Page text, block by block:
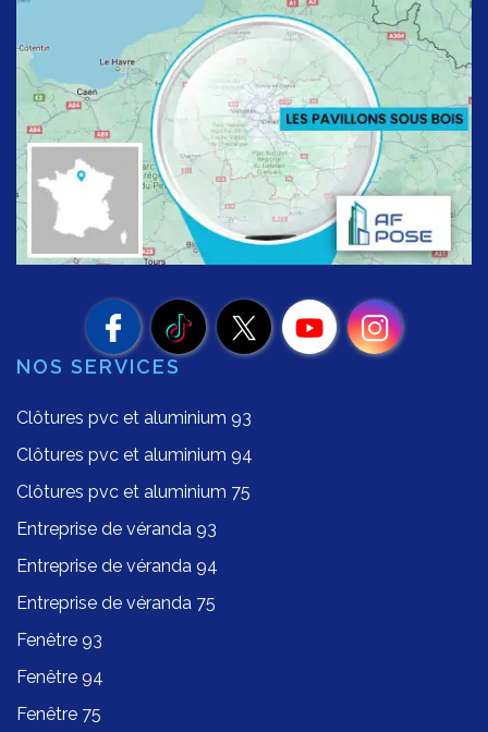
NOS SERVICES
Clôtures pvc et aluminium 93
Clôtures pvc et aluminium 94
Clôtures pvc et aluminium 75
Entreprise de véranda 93
Entreprise de véranda 94
Entreprise de véranda 75
Fenêtre 93
Fenêtre 94
Fenêtre 75